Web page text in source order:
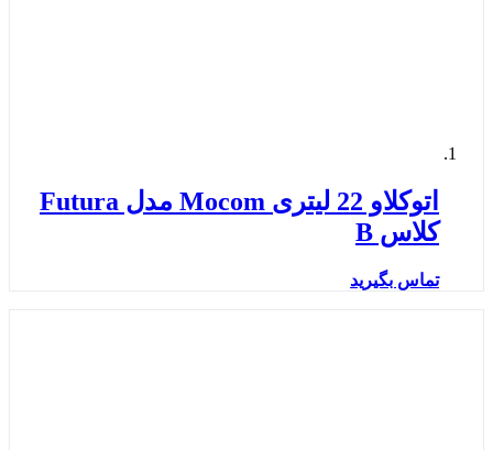
اتوکلاو 22 لیتری Mocom مدل Futura
کلاس B
تماس بگیرید